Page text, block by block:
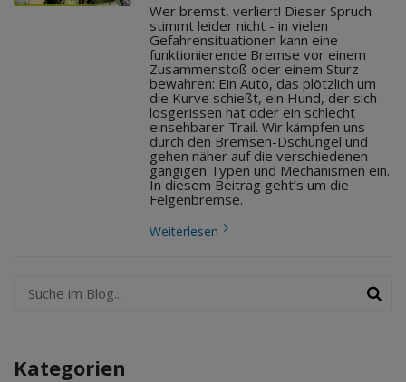
Wer bremst, verliert! Dieser Spruch
stimmt leider nicht - in vielen
Gefahrensituationen kann eine
funktionierende Bremse vor einem
Zusammenstoß oder einem Sturz
bewahren: Ein Auto, das plötzlich um
die Kurve schießt, ein Hund, der sich
losgerissen hat oder ein schlecht
einsehbarer Trail. Wir kämpfen uns
durch den Bremsen-Dschungel und
gehen näher auf die verschiedenen
gängigen Typen und Mechanismen ein.
In diesem Beitrag geht’s um die
Felgenbremse.
Weiterlesen
Kategorien